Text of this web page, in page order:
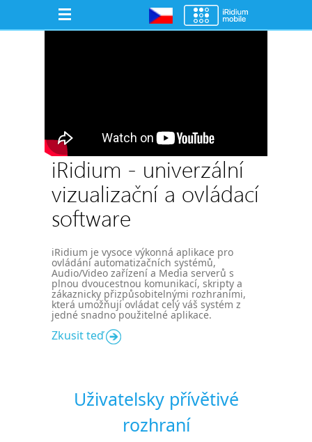
iRidium - univerzální
vizualizační a ovládací
software
iRidium je vysoce výkonná aplikace pro
ovládání automatizačních systémů,
Audio/Video zařízení a Media serverů s
plnou dvoucestnou komunikací, skripty a
zákaznicky přizpůsobitelnými rozhraními,
která umožňují ovládat celý váš systém z
jedné snadno použitelné aplikace.
Zkusit teď
Uživatelsky přívětivé
rozhraní